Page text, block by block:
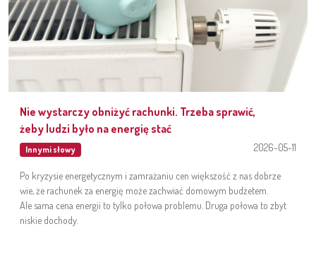
Nie wystarczy obniżyć rachunki. Trzeba sprawić,
żeby ludzi było na energię stać
Innymi słowy 2026-05-11
Po kryzysie energetycznym i zamrażaniu cen większość z nas dobrze
wie, że rachunek za energię może zachwiać domowym budżetem.
Ale sama cena energii to tylko połowa problemu. Druga połowa to zbyt
niskie dochody.